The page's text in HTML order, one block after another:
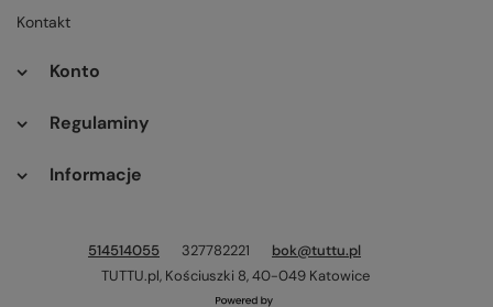
Kontakt
Konto
Regulaminy
Informacje
514514055 327782221
bok@tuttu.pl
TUTTU.pl, Kościuszki 8,40-049 Katowice